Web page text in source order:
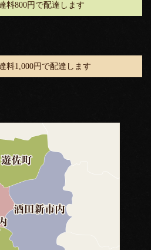
料800円で配達します
料1,000円で配達します